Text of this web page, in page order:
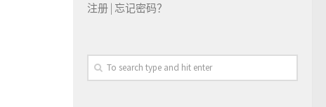
注册 | 忘记密码？